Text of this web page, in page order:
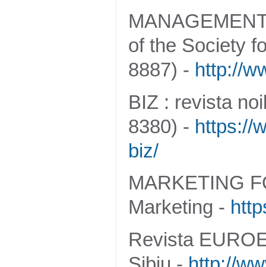
of the Society
8887) - http://
BIZ : revista
8380) - https://
biz/
MARKETING
Marketing -
Revista